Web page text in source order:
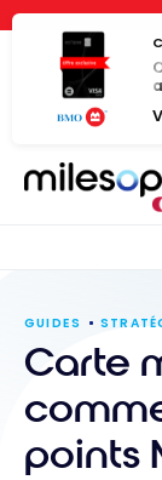
Panneau de
Passer
contenu
GUIDES
Carte
points